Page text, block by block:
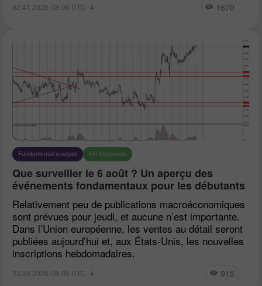
02:41 2026-08-06 UTC--4 1670
Fundamental analysis For beginners
Que surveiller le 6 août ? Un aperçu des
événements fondamentaux pour les débutants
Relativement peu de publications macroéconomiques
sont prévues pour jeudi, et aucune n’est importante.
Dans l’Union européenne, les ventes au détail seront
publiées aujourd’hui et, aux États-Unis, les nouvelles
inscriptions hebdomadaires.
23:39 2026-08-05 UTC--4 915